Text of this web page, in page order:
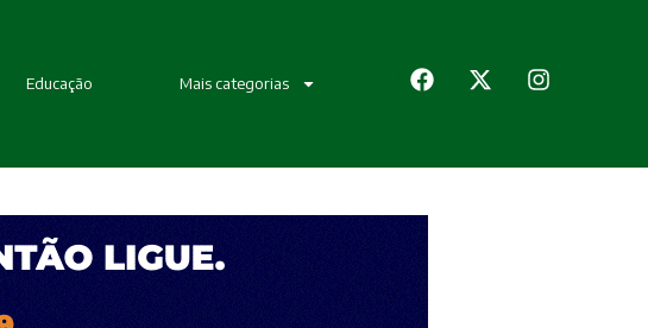
Educação Mais categorias